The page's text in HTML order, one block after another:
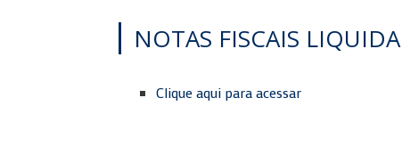
NOTAS FISCAIS
Clique aqui para acessar